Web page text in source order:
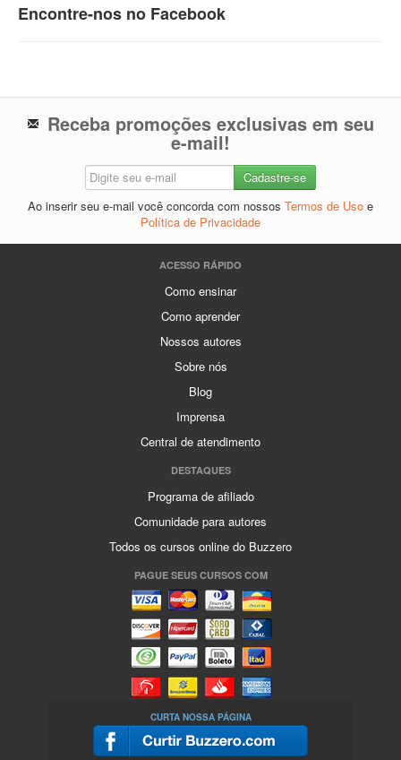
Encontre-nos no Facebook
Receba promoções exclusivas em seu
e-mail!
Ao inserir seu e-mail você concorda com nossos Termos de Uso e
Política de Privacidade
ACESSO RÁPIDO
Como ensinar
Como aprender
Nossos autores
Sobre nós
Blog
Imprensa
Central de atendimento
DESTAQUES
Programa de afiliado
Comunidade para autores
Todos os cursos online do Buzzero
PAGUE SEUS CURSOS COM
CURTA NOSSA PÁGINA